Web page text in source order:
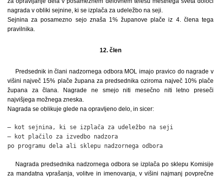
nagrada v obliki sejnine, ki se izplača za udeležbo na seji.
Sejnina za posamezno sejo znaša 1% županove plače iz 4. člena tega
pravilnika.
12. člen
Predsednik in člani nadzornega odbora MOL imajo pravico do nagrade v
višini največ 15% plače župana za predsednika oziroma največ 10% plače
župana za člana. Nagrade ne smejo niti mesečno niti letno preseči
najvišjega možnega zneska.
Nagrada se oblikuje glede na opravljeno delo, in sicer:
– kot sejnina, ki se izplača za udeležbo na seji
– kot plačilo za izvedbo nadzora
po programu dela ali sklepu nadzornega odbora
Nagrada predsednika nadzornega odbora se izplača po sklepu Komisije
za mandatna vprašanja, volitve in imenovanja, v višini najmanj povprečne